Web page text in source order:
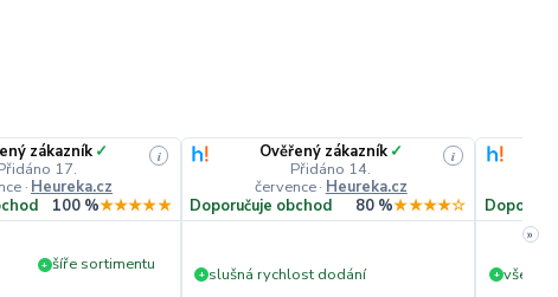
zákazník ✓
17.
· Heureka.cz
i
100 %★★★★★
+ šíře sortimentu
Ověřený zákazník ✓
Přidáno 14.
července· Heureka.cz
i
Doporučuje obchod 80 %★★★★☆
+ slušná rychlost dodání + vše v
»